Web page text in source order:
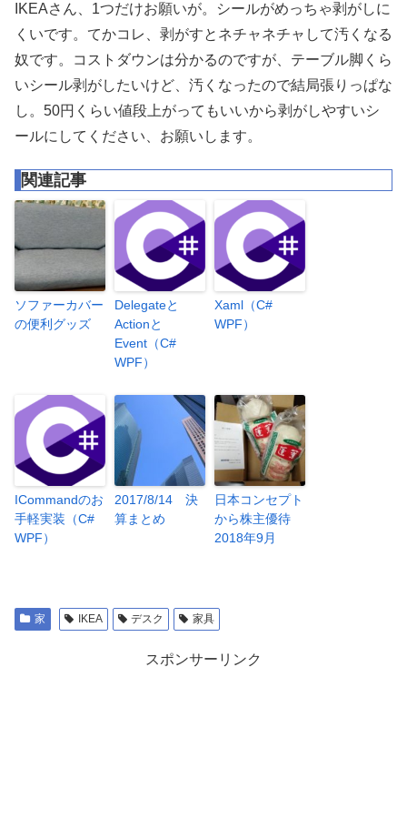
IKEAさん、1つだけお願いが。シールがめっちゃ剥がしに
くいです。てかコレ、剥がすとネチャネチャして汚くなる
奴です。コストダウンは分かるのですが、テーブル脚くら
いシール剥がしたいけど、汚くなったので結局張りっぱな
し。50円くらい値段上がってもいいから剥がしやすいシ
ールにしてください、お願いします。
関連記事
ソファーカバー
の便利グッズ
Delegateと
Actionと
Event（C#
WPF）
Xaml（C#
WPF）
ICommandのお
手軽実装（C#
WPF）
2017/8/14 決
算まとめ
日本コンセプト
から株主優待
2018年9月
家 IKEA デスク 家具
スポンサーリンク